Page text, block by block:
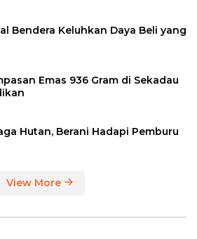
Bendera Keluhkan Daya Beli yang
Emas 936 Gram di Sekadau
Hutan, Berani Hadapi Pemburu
View More